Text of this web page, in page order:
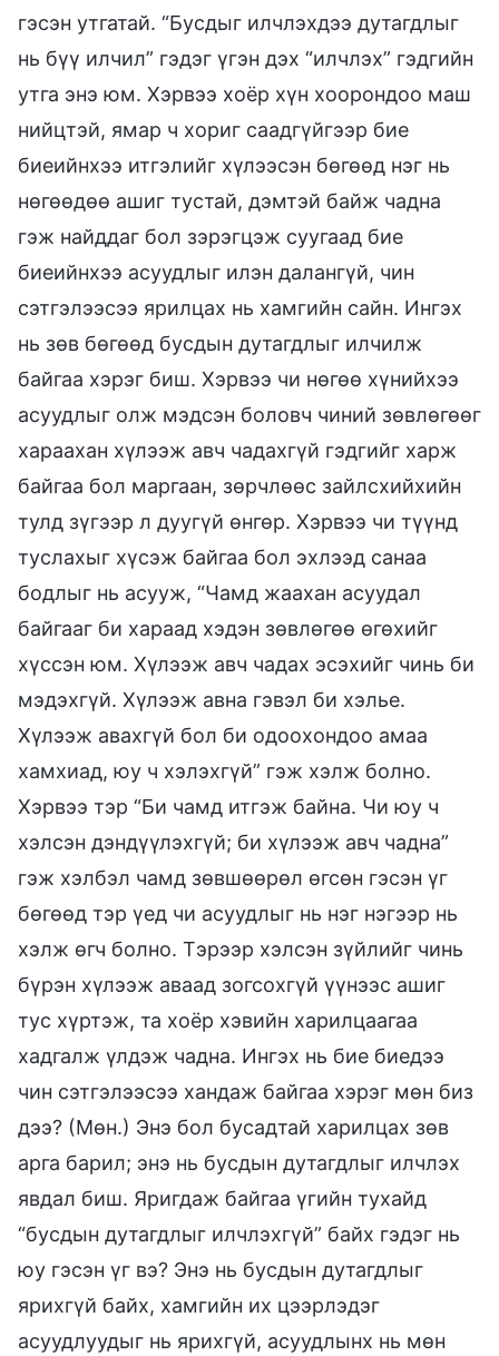
гэсэн утгатай. “Бусдыг илчлэхдээ дутагдлыг
нь бүү илчил” гэдэг үгэн дэх “илчлэх” гэдгийн
утга энэ юм. Хэрвээ хоёр хүн хоорондоо маш
нийцтэй, ямар ч хориг саадгүйгээр бие
биеийнхээ итгэлийг хүлээсэн бөгөөд нэг нь
нөгөөдөө ашиг тустай, дэмтэй байж чадна
гэж найддаг бол зэрэгцэж суугаад бие
биеийнхээ асуудлыг илэн далангүй, чин
сэтгэлээсээ ярилцах нь хамгийн сайн. Ингэх
нь зөв бөгөөд бусдын дутагдлыг илчилж
байгаа хэрэг биш. Хэрвээ чи нөгөө хүнийхээ
асуудлыг олж мэдсэн боловч чиний зөвлөгөөг
хараахан хүлээж авч чадахгүй гэдгийг харж
байгаа бол маргаан, зөрчлөөс зайлсхийхийн
тулд зүгээр л дуугүй өнгөр. Хэрвээ чи түүнд
туслахыг хүсэж байгаа бол эхлээд санаа
бодлыг нь асууж, “Чамд жаахан асуудал
байгааг би хараад хэдэн зөвлөгөө өгөхийг
хүссэн юм. Хүлээж авч чадах эсэхийг чинь би
мэдэхгүй. Хүлээж авна гэвэл би хэлье.
Хүлээж авахгүй бол би одоохондоо амаа
хамхиад, юу ч хэлэхгүй” гэж хэлж болно.
Хэрвээ тэр “Би чамд итгэж байна. Чи юу ч
хэлсэн дэндүүлэхгүй; би хүлээж авч чадна”
гэж хэлбэл чамд зөвшөөрөл өгсөн гэсэн үг
бөгөөд тэр үед чи асуудлыг нь нэг нэгээр нь
хэлж өгч болно. Тэрээр хэлсэн зүйлийг чинь
бүрэн хүлээж аваад зогсохгүй үүнээс ашиг
тус хүртэж, та хоёр хэвийн харилцаагаа
хадгалж үлдэж чадна. Ингэх нь бие биедээ
чин сэтгэлээсээ хандаж байгаа хэрэг мөн биз
дээ? (Мөн.) Энэ бол бусадтай харилцах зөв
арга барил; энэ нь бусдын дутагдлыг илчлэх
явдал биш. Яригдаж байгаа үгийн тухайд
“бусдын дутагдлыг илчлэхгүй” байх гэдэг нь
юу гэсэн үг вэ? Энэ нь бусдын дутагдлыг
ярихгүй байх, хамгийн их цээрлэдэг
асуудлуудыг нь ярихгүй, асуудлынх нь мөн